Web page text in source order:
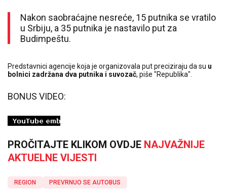
Nakon saobraćajne nesreće, 15 putnika se vratilo
u Srbiju, a 35 putnika je nastavilo put za
Budimpeštu.
Predstavnici agencije koja je organizovala put preciziraju da su u
bolnici zadržana dva putnika i suvozač, piše "Republika".
BONUS VIDEO:
PROČITAJTE KLIKOM OVDJE NAJVAŽNIJE
AKTUELNE VIJESTI
REGION PREVRNUO SE AUTOBUS